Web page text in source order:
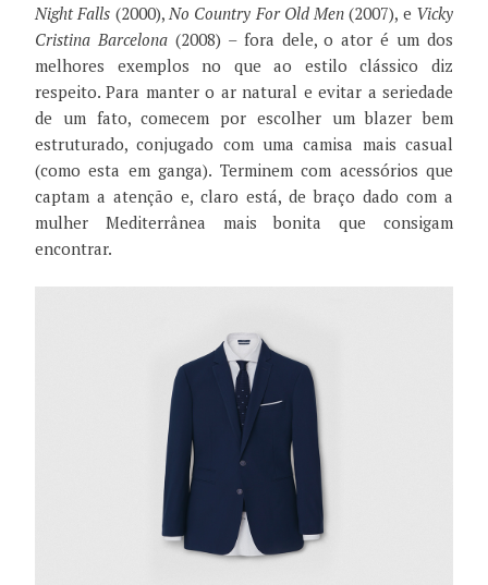
Night Falls (2000),No Country For Old Men (2007), e Vicky
Cristina Barcelona (2008) – fora dele, o ator é um dos
melhores exemplos no que ao estilo clássico diz
respeito. Para manter o ar natural e evitar a seriedade
de um fato, comecem por escolher um blazer bem
estruturado, conjugado com uma camisa mais casual
(como esta em ganga). Terminem com acessórios que
captam a atenção e, claro está, de braço dado com a
mulher Mediterrânea mais bonita que consigam
encontrar.